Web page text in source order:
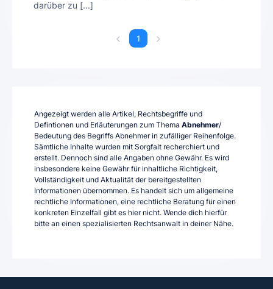
darüber zu [...]
1
Angezeigt werden alle Artikel, Rechtsbegriffe und
Defintionen und Erläuterungen zum Thema Abnehmer/
Bedeutung des Begriffs Abnehmer in zufälliger Reihenfolge.
Sämtliche Inhalte wurden mit Sorgfalt recherchiert und
erstellt. Dennoch sind alle Angaben ohne Gewähr. Es wird
insbesondere keine Gewähr für inhaltliche Richtigkeit,
Vollständigkeit und Aktualität der bereitgestellten
Informationen übernommen. Es handelt sich um allgemeine
rechtliche Informationen, eine rechtliche Beratung für einen
konkreten Einzelfall gibt es hier nicht. Wende dich hierfür
bitte an einen spezialisierten Rechtsanwalt in deiner Nähe.